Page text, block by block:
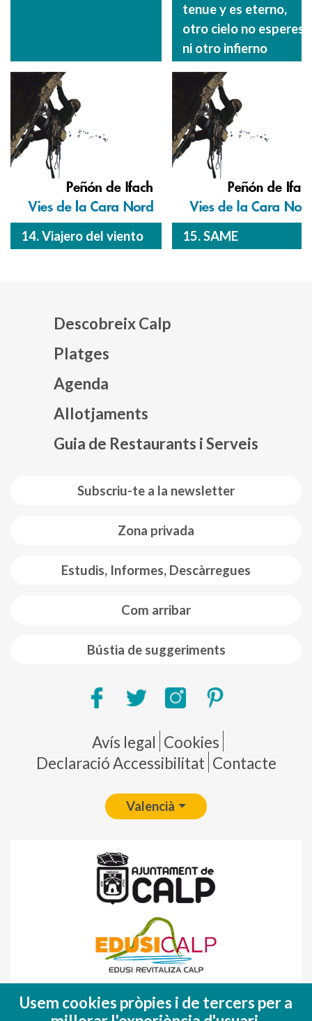
tenue y es eterno,
otro cielo no esperes
ni otro infierno
14. Viajero del viento 15. SAME
Subscriu-te a la newsletter
Zona privada
Estudis, Informes, Descàrregues
Com arribar
Bústia de suggeriments
Descobreix Calp
Platges
Agenda
Allotjaments
Guia de Restaurants i Serveis
Pie de página
Avís legal Cookies
Declaració Accessibilitat Contacte
Valencià
(FEDER)
Usem cookies pròpies i de tercers per a